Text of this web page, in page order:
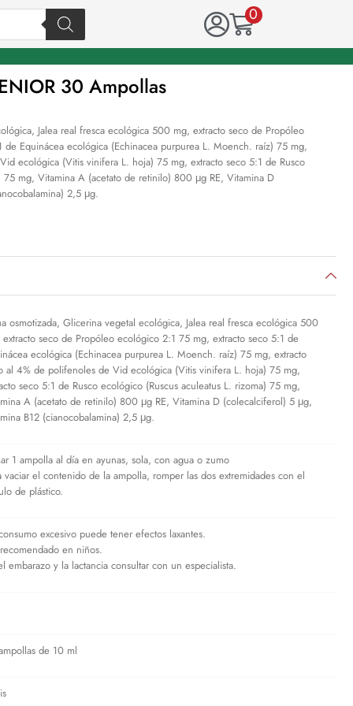
0
30 Ampollas
Jalea real fresca ecológica 500 mg, extracto seco de Propóleo
Equinácea ecológica (Echinacea purpurea L. Moench. raíz) 75 mg,
ecológica (Vitis vinifera L. hoja) 75 mg, extracto seco 5:1 de Rusco
75 mg, Vitamina A (acetato de retinilo) 800 μg RE, Vitamina D
2,5 μg.
osmotizada, Glicerina vegetal ecológica, Jalea real fresca ecológica 500
seco de Propóleo ecológico 2:1 75 mg, extracto seco 5:1 de
ecológica (Echinacea purpurea L. Moench. raíz) 75 mg, extracto
al 4% de polifenoles de Vid ecológica (Vitis vinifera L. hoja) 75 mg,
seco 5:1 de Rusco ecológico (Ruscus aculeatus L. rizoma) 75 mg,
A (acetato de retinilo) 800 μg RE, Vitamina D (colecalciferol) 5 μg,
B12 (cianocobalamina) 2,5 μg.
1 ampolla al día en ayunas, sola, con agua o zumo
vaciar el contenido de la ampolla, romper las dos extremidades con el
de plástico.
excesivo puede tener efectos laxantes.
en niños.
embarazo y la lactancia consultar con un especialista.
de 10 ml